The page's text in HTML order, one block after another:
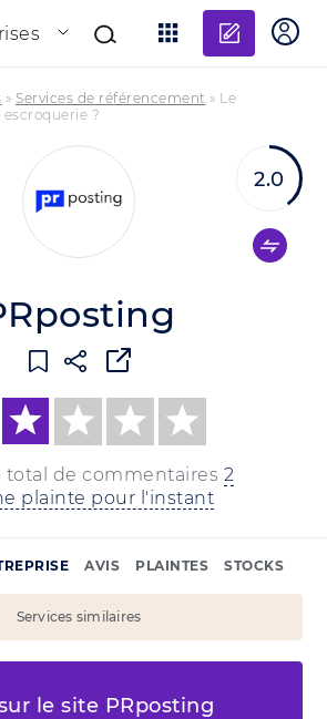
» Services de référencement » Le
?
total de commentaires 2
plainte pour l'instant
2.0
AVIS PLAINTES STOCKS
Services similaires
le site PRposting